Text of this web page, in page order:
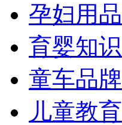
孕妇用品
育婴知识
童车品牌
儿童教育